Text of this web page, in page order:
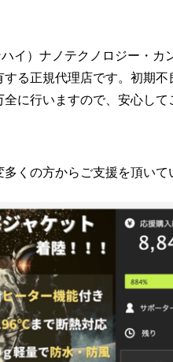
イ）ナノテクノロジー・カ
る正規代理店です。初期
に行いますので、安心して
くの方からご支援を頂いて